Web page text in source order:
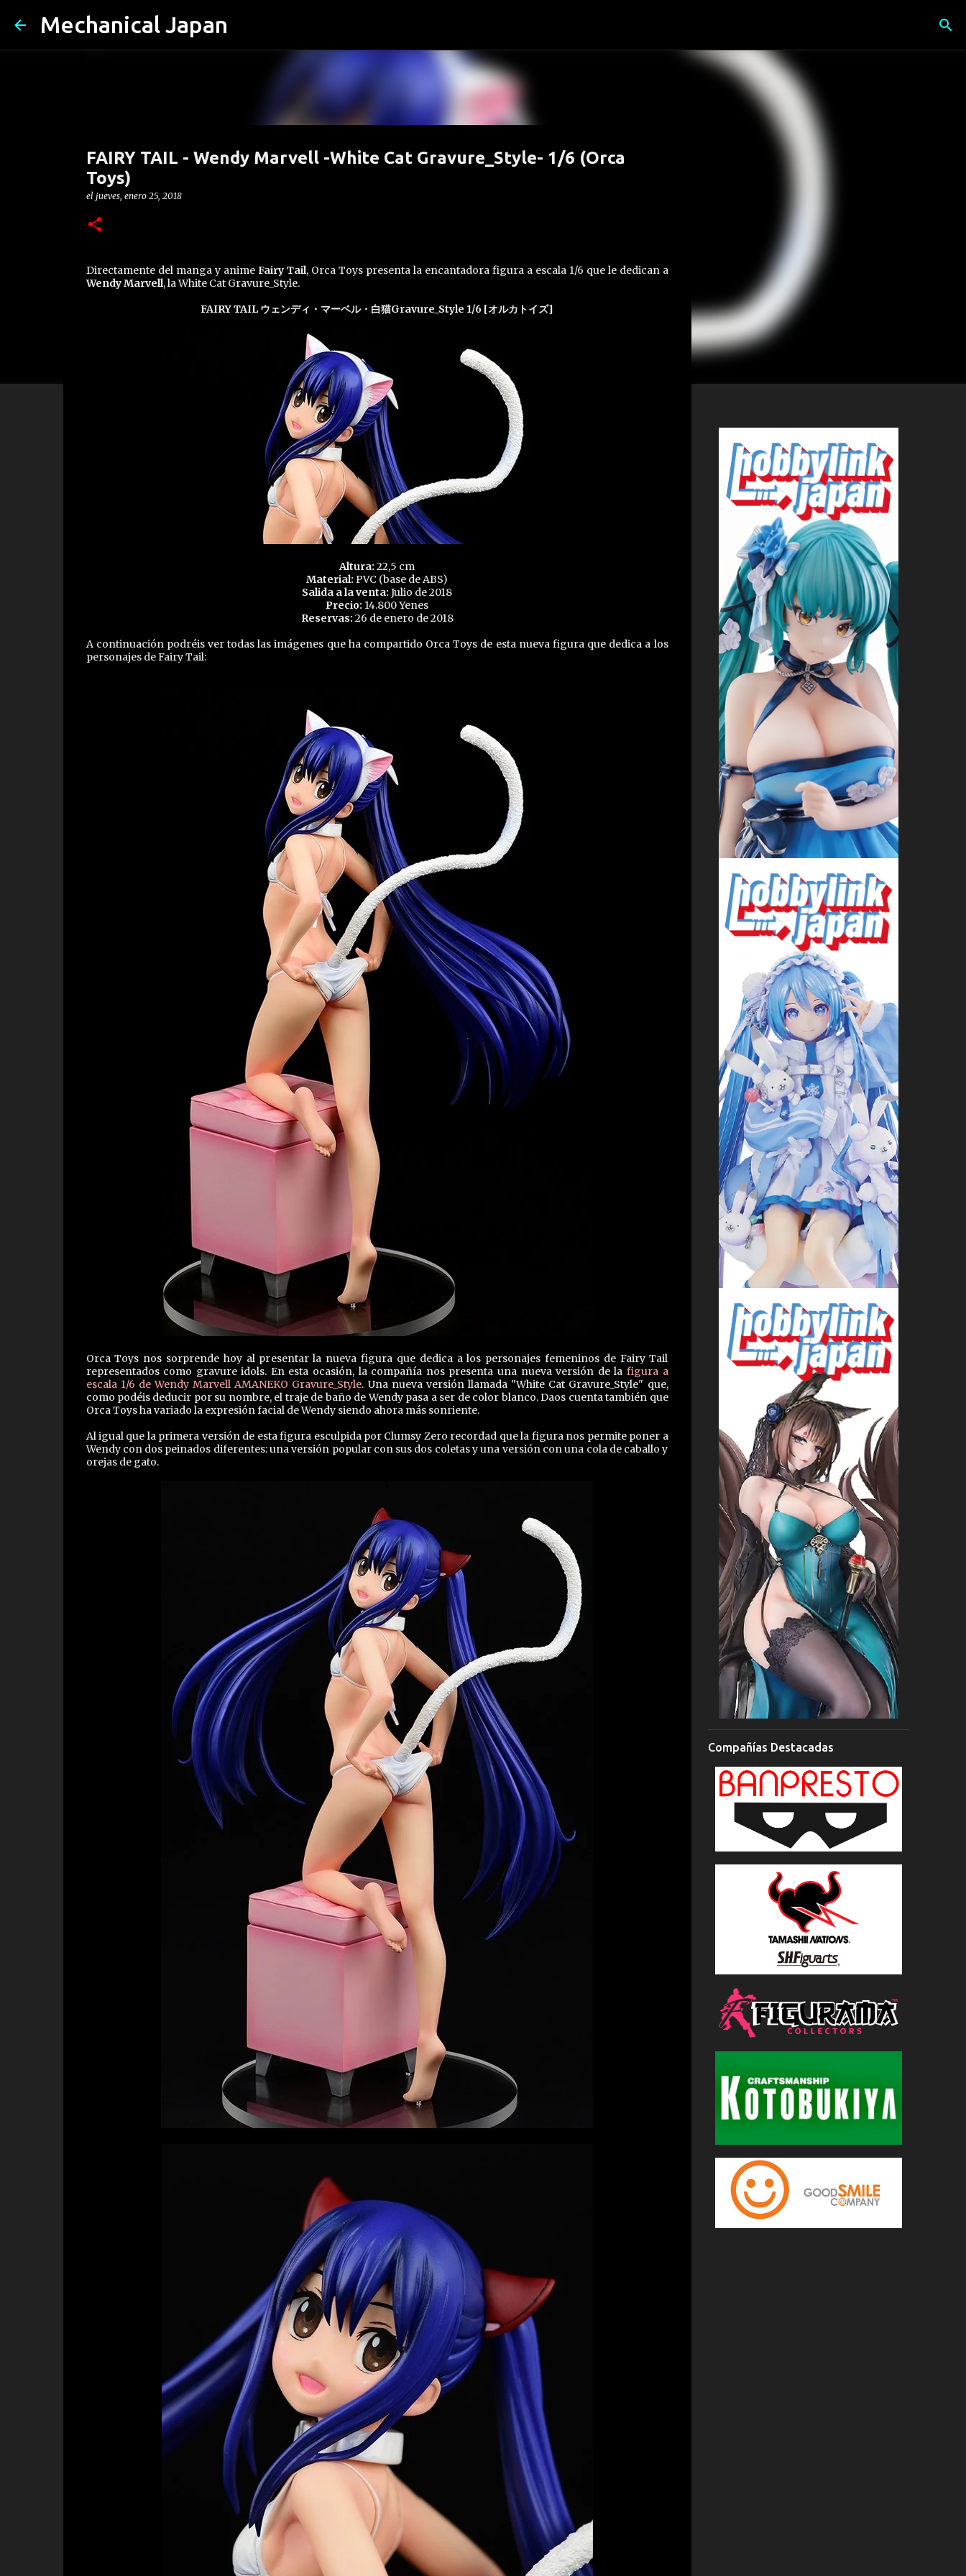
Mechanical Japan
FAIRY TAIL - Wendy Marvell -White Cat Gravure_Style- 1/6 (Orca
Toys)
el jueves, enero 25, 2018
Directamente del manga y anime Fairy Tail, Orca Toys presenta la encantadora figura a escala 1/6 que le dedican a
Wendy Marvell, la White Cat Gravure_Style.
FAIRY TAIL ウェンディ・マーベル・白猫Gravure_Style 1/6 [オルカトイズ]
Altura: 22,5 cm
Material: PVC (base de ABS)
Salida a la venta: Julio de 2018
Precio: 14.800 Yenes
Reservas: 26 de enero de 2018
A continuación podréis ver todas las imágenes que ha compartido Orca Toys de esta nueva figura que dedica a los
personajes de Fairy Tail:
Orca Toys nos sorprende hoy al presentar la nueva figura que dedica a los personajes femeninos de Fairy Tail
representados como gravure idols. En esta ocasión, la compañía nos presenta una nueva versión de la figura a
escala 1/6 de Wendy Marvell AMANEKO Gravure_Style. Una nueva versión llamada "White Cat Gravure_Style" que,
como podéis deducir por su nombre, el traje de baño de Wendy pasa a ser de color blanco. Daos cuenta también que
Orca Toys ha variado la expresión facial de Wendy siendo ahora más sonriente.
Al igual que la primera versión de esta figura esculpida por Clumsy Zero recordad que la figura nos permite poner a
Wendy con dos peinados diferentes: una versión popular con sus dos coletas y una versión con una cola de caballo y
orejas de gato.
Compañías Destacadas